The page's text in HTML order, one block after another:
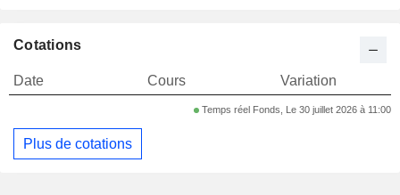
Cotations
Date Cours Variation
Temps réel Fonds, Le 30 juillet 2026 à 11:00
Plus de cotations